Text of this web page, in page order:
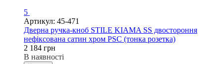
5
Артикул: 45-471
Дверна ручка-кноб STILE KIAMA SS двостороння
нефіксована сатин хром PSC (тонка розетка)
2 184 грн
В наявності